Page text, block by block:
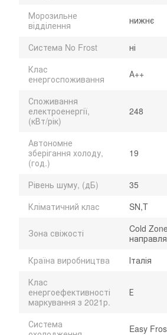
Морозильне
відділення
нижнє
Система No Frost
ні
Клас
енергоспоживання
А++
Споживання
електроенергії,
(кВт/рік)
248
Автономне
зберігання холоду,
(год.)
19
Рівень шуму, (дБ)
35
Кліматичний клас
SN,T
Зона свіжості
Cold
Країна виробництва
Італія
Клас
енергоефективності
маркування з 2021р.
Е
Система
Easy